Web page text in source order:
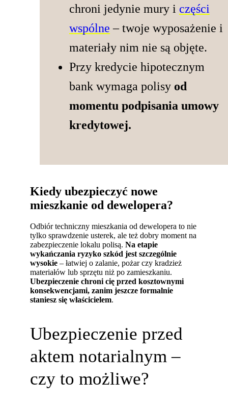
chroni jedynie mury i części
wspólne – twoje wyposażenie i
materiały nim nie są objęte.
Przy kredycie hipotecznym
bank wymaga polisy od
momentu podpisania umowy
kredytowej.
Kiedy ubezpieczyć nowe
mieszkanie od dewelopera?
Odbiór techniczny mieszkania od dewelopera to nie
tylko sprawdzenie usterek, ale też dobry moment na
zabezpieczenie lokalu polisą.Na etapie
wykańczania ryzyko szkód jest szczególnie
wysokie – łatwiej o zalanie, pożar czy kradzież
materiałów lub sprzętu niż po zamieszkaniu.
Ubezpieczenie chroni cię przed kosztownymi
konsekwencjami, zanim jeszcze formalnie
staniesz się właścicielem.
Ubezpieczenie przed
aktem notarialnym –
czy to możliwe?